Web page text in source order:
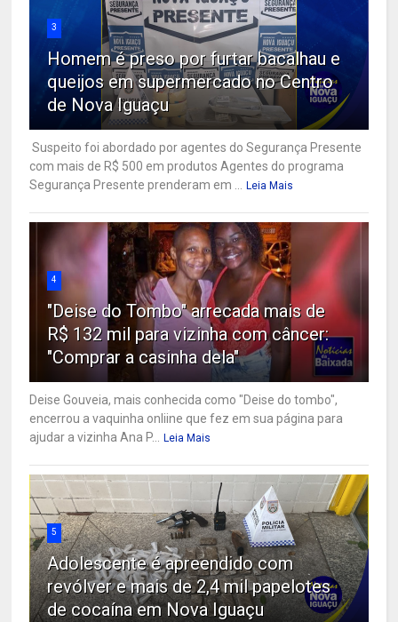
3
Homem é preso por furtar bacalhau e
queijos em supermercado no Centro
de Nova Iguaçu
Suspeito foi abordado por agentes do Segurança Presente
com mais de R$ 500 em produtos Agentes do programa
Segurança Presente prenderam em ... Leia Mais
4
"Deise do Tombo" arrecada mais de
R$ 132 mil para vizinha com câncer:
"Comprar a casinha dela"
Deise Gouveia, mais conhecida como "Deise do tombo",
encerrou a vaquinha onliine que fez em sua página para
ajudar a vizinha Ana P... Leia Mais
5
Adolescente é apreendido com
revólver e mais de 2,4 mil papelotes
de cocaína em Nova Iguaçu